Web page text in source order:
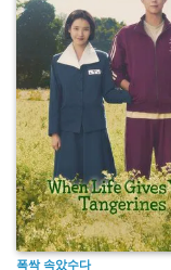
폭싹 속았수다